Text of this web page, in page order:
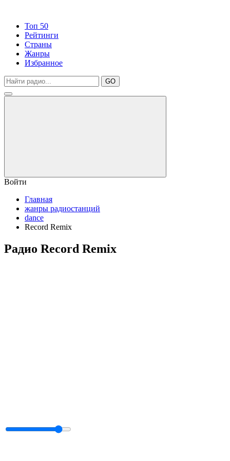
Топ 50
Рейтинги
Страны
Жанры
Избранное
GO
Войти
Главная
жанры радиостанций
dance
Record Remix
Радио Record Remix